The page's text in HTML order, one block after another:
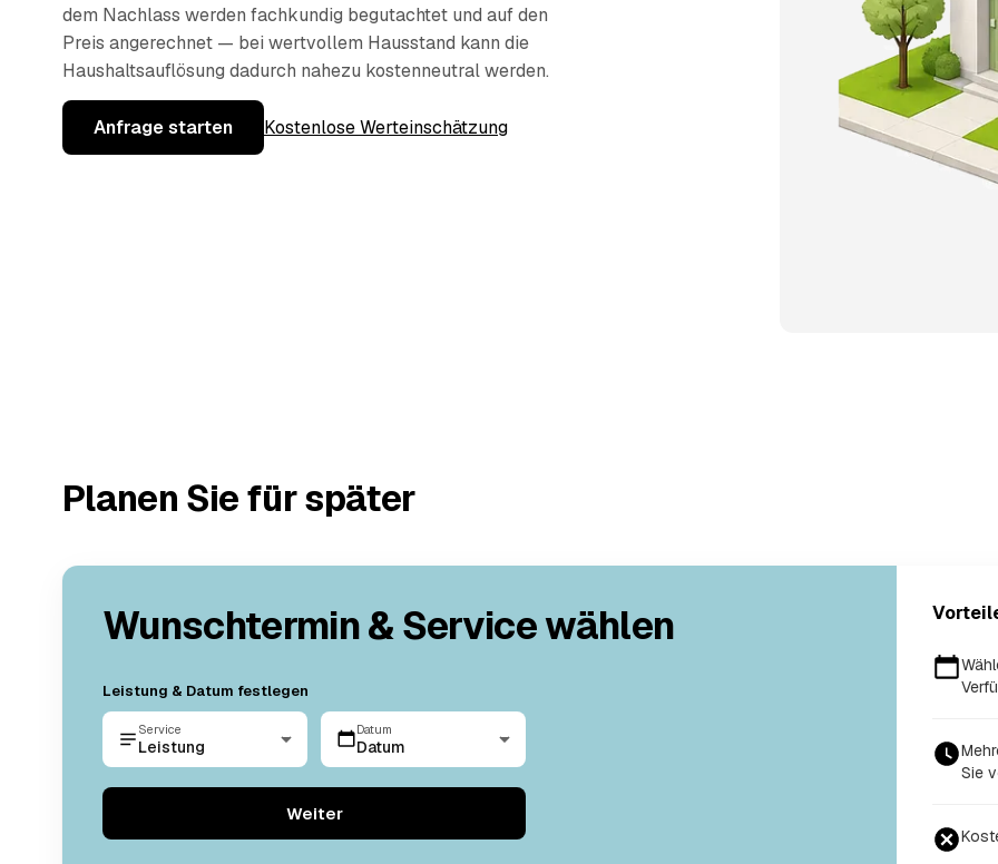
dem Nachlass werden fachkundig begutachtet und auf den
Preis angerechnet — bei wertvollem Hausstand kann die
Haushaltsauflösung dadurch nahezu kostenneutral werden.
Anfrage starten Kostenlose Werteinschätzung
Planen Sie für später
Wunschtermin & Service wählen
Leistung & Datum festlegen
Service
Leistung
Datum
Datum
Weiter
Sie